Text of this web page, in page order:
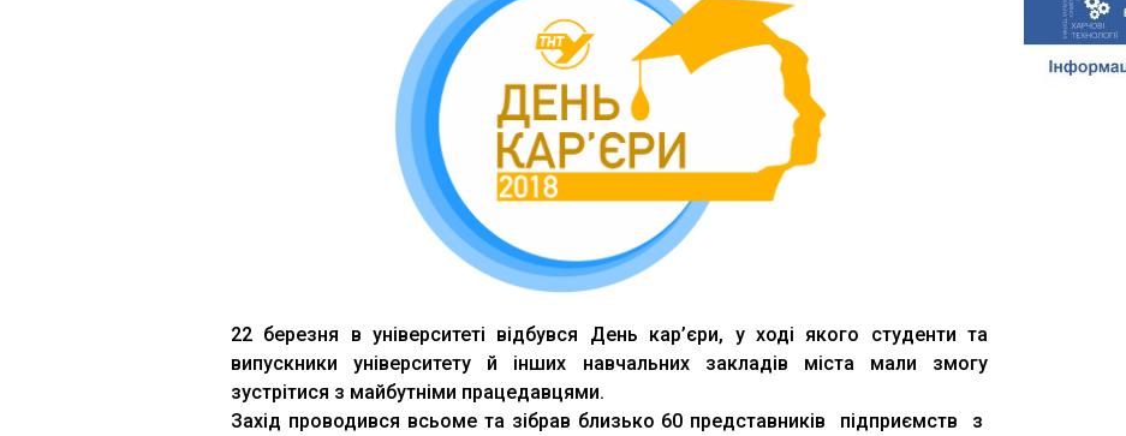
22 березня в університеті відбувся День кар’єри, у ході якого студенти та
випускники університету й інших навчальних закладів міста мали змогу
зустрітися з майбутніми працедавцями.
Захід проводився всьоме та зібрав близько 60 представників підприємств з